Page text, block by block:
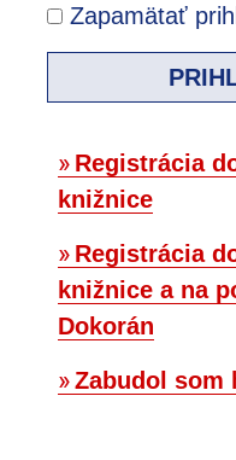
Zapamätať
Registrácia
knižnice
Registrácia
knižnice a na
Dokorán
Zabudol som